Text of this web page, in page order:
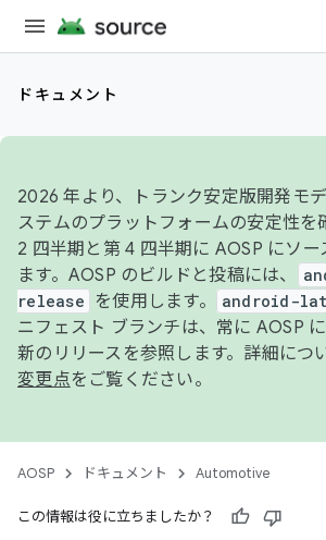
ドキュメント
2026 年より、トランク安定版開発モ
ステムのプラットフォームの安定性を
2 四半期と第 4 四半期に AOSP にソ
ます。AOSP のビルドと投稿には、
release
を使用します。 android-
ニフェスト ブランチは、常に AOSP
新のリリースを参照します。詳細につ
変更点をご覧ください。
AOSP ドキュメント Automotive
この情報は役に立ちましたか？